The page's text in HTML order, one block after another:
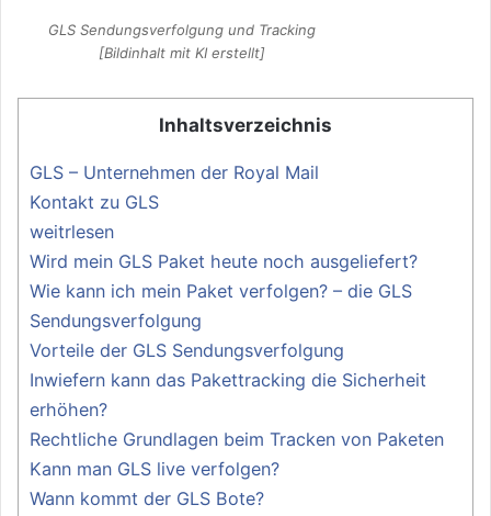
GLS Sendungsverfolgung und Tracking
[Bildinhalt mit KI erstellt]
Inhaltsverzeichnis
GLS – Unternehmen der Royal Mail
Kontakt zu GLS
weitrlesen
Wird mein GLS Paket heute noch ausgeliefert?
Wie kann ich mein Paket verfolgen? – die GLS
Sendungsverfolgung
Vorteile der GLS Sendungsverfolgung
Inwiefern kann das Pakettracking die Sicherheit
erhöhen?
Rechtliche Grundlagen beim Tracken von Paketen
Kann man GLS live verfolgen?
Wann kommt der GLS Bote?